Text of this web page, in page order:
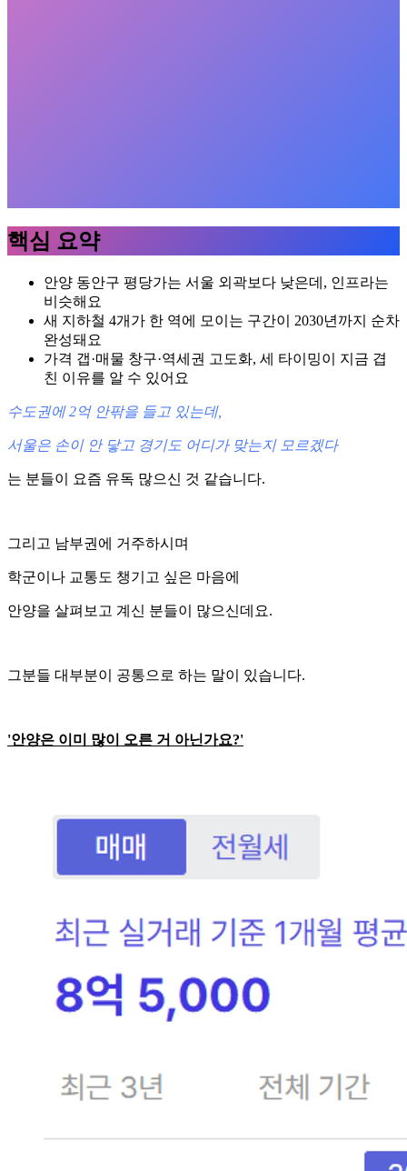
핵심 요약
안양 동안구 평당가는 서울 외곽보다 낮은데, 인프라는
비슷해요
새 지하철 4개가 한 역에 모이는 구간이 2030년까지 순차
완성돼요
가격 갭·매물 창구·역세권 고도화, 세 타이밍이 지금 겹
친 이유를 알 수 있어요
수도권에 2억 안팎을 들고 있는데,
서울은 손이 안 닿고 경기도 어디가 맞는지 모르겠다
는 분들이 요즘 유독 많으신 것 같습니다.
그리고 남부권에 거주하시며
학군이나 교통도 챙기고 싶은 마음에
안양을 살펴보고 계신 분들이 많으신데요.
그분들 대부분이 공통으로 하는 말이 있습니다.
'안양은 이미 많이 오른 거 아닌가요?'